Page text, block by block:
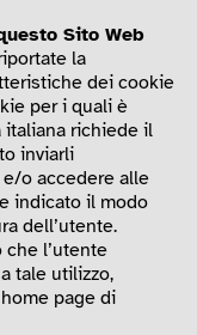
Sito Web
la
dei cookie
per i quali è
italiana richiede il
inviarli
o accedere alle
indicato il modo
dell’utente.
che l’utente
tale utilizzo,
page di